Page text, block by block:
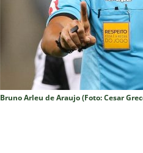
Vasco
NOTÍCIAS
[ 5 de agosto de
NOTÍCIAS
[ 5 de agosto de
Estatísticas
DICAS
Bruno Arleu de Araujo (Foto: Cesar